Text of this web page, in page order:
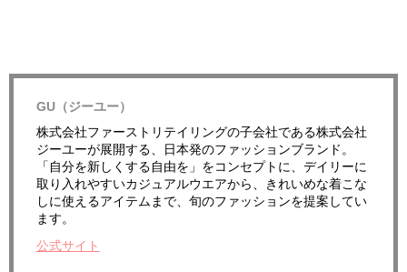
GU（ジーユー）
株式会社ファーストリテイリングの子会社である株式会社
ジーユーが展開する、日本発のファッションブランド。
「自分を新しくする自由を」をコンセプトに、 デイリーに
取り入れやすいカジュアルウエアから、きれいめな着こな
しに使えるアイテムまで、旬のファッションを提案してい
ます。
公式サイト